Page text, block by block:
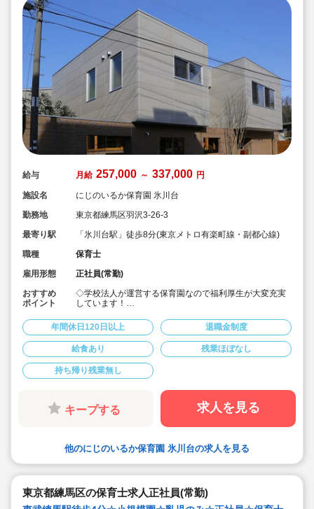
給与 月給 257,000 ～ 337,000 円
施設名
にじのいるか保育園 氷川台
勤務地
東京都練馬区羽沢3-26-3
最寄り駅
「氷川台駅」徒歩8分(東京メトロ有楽町線・副都心線)
職種
保育士
雇用形態
正社員(常勤)
おすすめ
ポイント
◇学校法人が運営する保育園なので福利厚生が大変充実
しています！
か月分と好条件になります。
◇昨年度保育士の平均支給額は年度末一時金のみで51.8
万円支給
◇年間休日121日。プライベートとのバランスも充実
◇サービス残業・持ち帰り仕事はございません
◇安心の手厚い配置基準
職員さんが安心して働けるよう手厚く職員配置を行って
例えば、区の配置基準＋7名、国の配置基準よりも1０名
以上多く配置しております。
◇専門学校を中心に、医療・福祉・スポーツ・美容・
◇様々な専門学校やグループ企業と連携し専門的に幅広
◇ICTシステムの導入を進めており業務の効率化を推進。
◇育児休暇や介護休暇など取得実績多数あります◇同系
年間休日120日以上 退職金制度
給食あり 残業ほぼなし
持ち帰り残業無し
キープする 求人を見る
他のにじのいるか保育園 氷川台の求人を見る
東京都練馬区の保育士求人正社員(常勤)